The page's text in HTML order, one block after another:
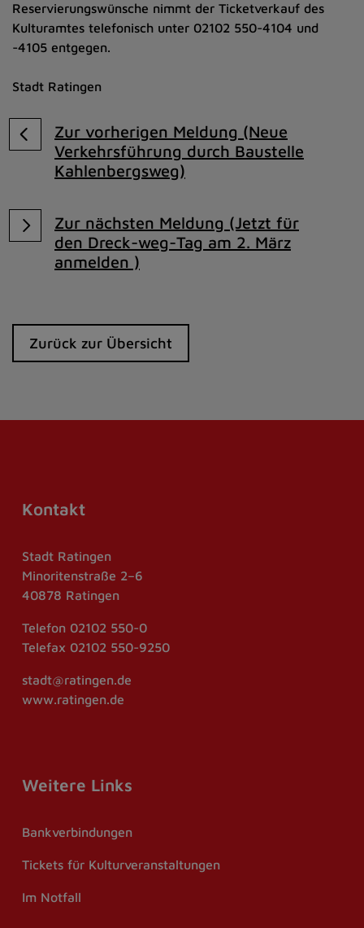
Reservierungswünsche nimmt der Ticketverkauf des
Kulturamtes telefonisch unter 02102 550-4104 und
-4105 entgegen.
Stadt Ratingen
Zur vorherigen Meldung (Neue
Verkehrsführung durch Baustelle
Kahlenbergsweg)
Zur nächsten Meldung (Jetzt für
den Dreck-weg-Tag am 2. März
anmelden )
Zurück zur Übersicht
Kontakt
Stadt Ratingen
Minoritenstraße 2–6
40878 Ratingen
Telefon 02102 550-0
Telefax 02102 550-9250
stadt@ratingen.de
www.ratingen.de
Weitere Links
Bankverbindungen
Tickets für Kulturveranstaltungen
Im Notfall